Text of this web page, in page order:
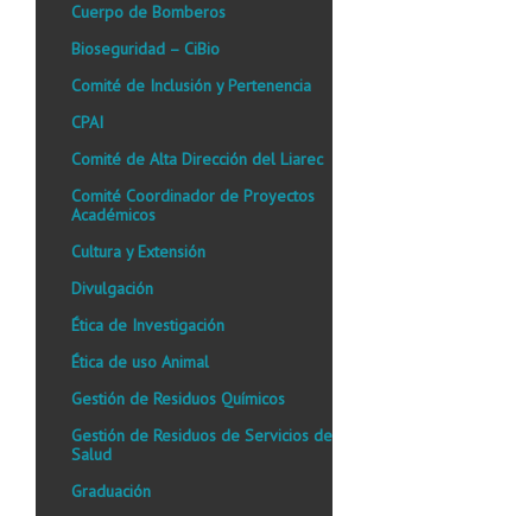
Cuerpo de Bomberos
Bioseguridad – CiBio
Comité de Inclusión y Pertenencia
CPAI
Comité de Alta Dirección del Liarec
Comité Coordinador de Proyectos
Académicos
Cultura y Extensión
Divulgación
Ética de Investigación
Ética de uso Animal
Gestión de Residuos Químicos
Gestión de Residuos de Servicios de
Salud
Graduación